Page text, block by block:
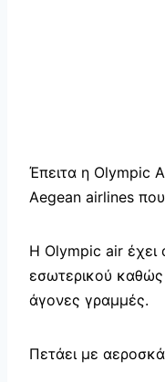
Έπειτα η Olympic
Aegean airlines
Η Olympic air έχει
εσωτερικού καθώς
άγονες γραμμές.
Πετάει με